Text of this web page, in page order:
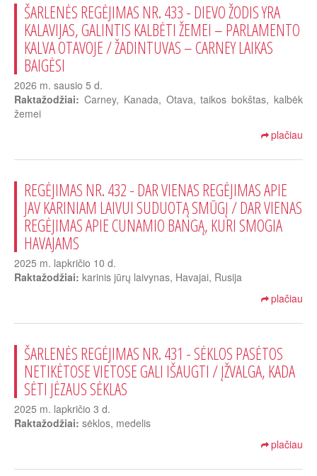
ŠARLENĖS REGĖJIMAS NR. 433 - DIEVO ŽODIS YRA
KALAVIJAS, GALINTIS KALBĖTI ŽEMEI – PARLAMENTO
KALVA OTAVOJE / ŽADINTUVAS – CARNEY LAIKAS
BAIGĖSI
2026 m. sausio 5 d.
Raktažodžiai: Carney, Kanada, Otava, taikos bokštas, kalbėk
žemei
plačiau
REGĖJIMAS NR. 432 - DAR VIENAS REGĖJIMAS APIE
JAV KARINIAM LAIVUI SUDUOTĄ SMŪGĮ / DAR VIENAS
REGĖJIMAS APIE CUNAMIO BANGĄ, KURI SMOGIA
HAVAJAMS
2025 m. lapkričio 10 d.
Raktažodžiai: karinis jūrų laivynas, Havajai, Rusija
plačiau
ŠARLENĖS REGĖJIMAS NR. 431 - SĖKLOS PASĖTOS
NETIKĖTOSE VIETOSE GALI IŠAUGTI / ĮŽVALGA, KADA
SĖTI JĖZAUS SĖKLAS
2025 m. lapkričio 3 d.
Raktažodžiai: sėklos, medelis
plačiau